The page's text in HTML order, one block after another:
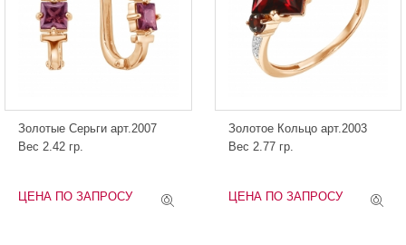
Золотые Серьги арт.2007
Вес 2.42 гр.
ЦЕНА ПО ЗАПРОСУ
Золотое Кольцо арт.2003
Вес 2.77 гр.
ЦЕНА ПО ЗАПРОСУ